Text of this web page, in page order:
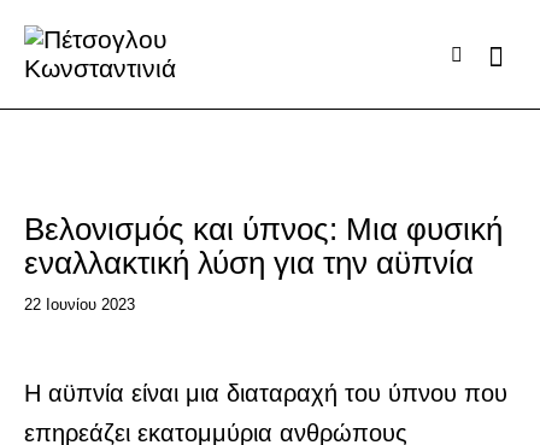
Βελονισμός και ύπνος: Μια φυσική
εναλλακτική λύση για την αϋπνία
22 Ιουνίου 2023
Η αϋπνία είναι μια διαταραχή του ύπνου που
επηρεάζει εκατομμύρια ανθρώπους